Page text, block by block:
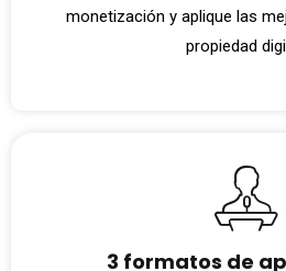
monetización y aplique las
propiedad
3 formatos de